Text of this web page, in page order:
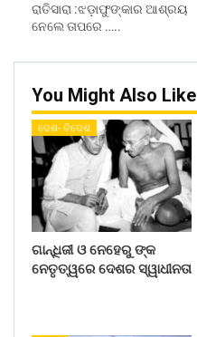
ରାତିସାରା :ଝଡ଼ାଫୁଙ୍କାର ଆଶ୍ରୟ
ନେଲେ ତାପରେ …..
You Might Also Like
ଦେଶ- ବିଦେଶ
ଗାନ୍ଧିଜୀ ଓ ନେହେରୁ ଙ୍କ
ନେତୃତ୍ୱରେ ଦେଶର ସ୍ୱାଧୀନତା